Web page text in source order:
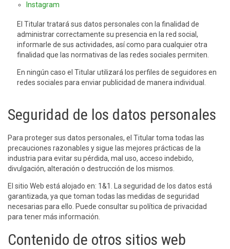
Instagram
El Titular tratará sus datos personales con la finalidad de
administrar correctamente su presencia en la red social,
informarle de sus actividades, así como para cualquier otra
finalidad que las normativas de las redes sociales permiten.
En ningún caso el Titular utilizará los perfiles de seguidores en
redes sociales para enviar publicidad de manera individual.
Seguridad de los datos personales
Para proteger sus datos personales, el Titular toma todas las
precauciones razonables y sigue las mejores prácticas de la
industria para evitar su pérdida, mal uso, acceso indebido,
divulgación, alteración o destrucción de los mismos.
El sitio Web está alojado en: 1&1. La seguridad de los datos está
garantizada, ya que toman todas las medidas de seguridad
necesarias para ello. Puede consultar su política de privacidad
para tener más información.
Contenido de otros sitios web